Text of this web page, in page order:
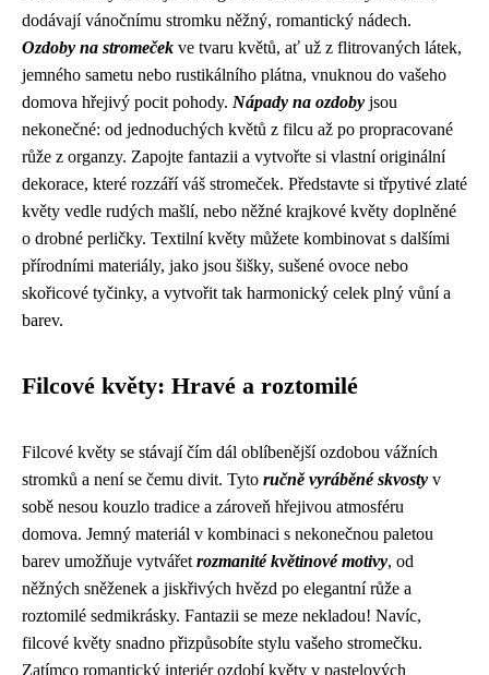
dodávají vánočnímu stromku něžný, romantický nádech.
Ozdoby na stromeček ve tvaru květů, ať už z flitrovaných látek,
jemného sametu nebo rustikálního plátna, vnuknou do vašeho
domova hřejivý pocit pohody. Nápady na ozdoby jsou
nekonečné: od jednoduchých květů z filcu až po propracované
růže z organzy. Zapojte fantazii a vytvořte si vlastní originální
dekorace, které rozzáří váš stromeček. Představte si třpytivé zlaté
květy vedle rudých mašlí, nebo něžné krajkové květy doplněné
o drobné perličky. Textilní květy můžete kombinovat s dalšími
přírodními materiály, jako jsou šišky, sušené ovoce nebo
skořicové tyčinky, a vytvořit tak harmonický celek plný vůní a
barev.
Filcové květy: Hravé a roztomilé
Filcové květy se stávají čím dál oblíbenější ozdobou vážních
stromků a není se čemu divit. Tyto ručně vyráběné skvosty v
sobě nesou kouzlo tradice a zároveň hřejivou atmosféru
domova. Jemný materiál v kombinaci s nekonečnou paletou
barev umožňuje vytvářet rozmanité květinové motivy, od
něžných sněženek a jiskřivých hvězd po elegantní růže a
roztomilé sedmikrásky. Fantazii se meze nekladou! Navíc,
filcové květy snadno přizpůsobíte stylu vašeho stromečku.
Zatímco romantický interiér ozdobí květy v pastelových